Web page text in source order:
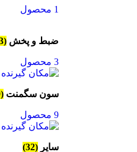
1 محصول
ضبط و پخش (3)
3 محصول
سون سگمنت (9)
9 محصول
سایر (32)